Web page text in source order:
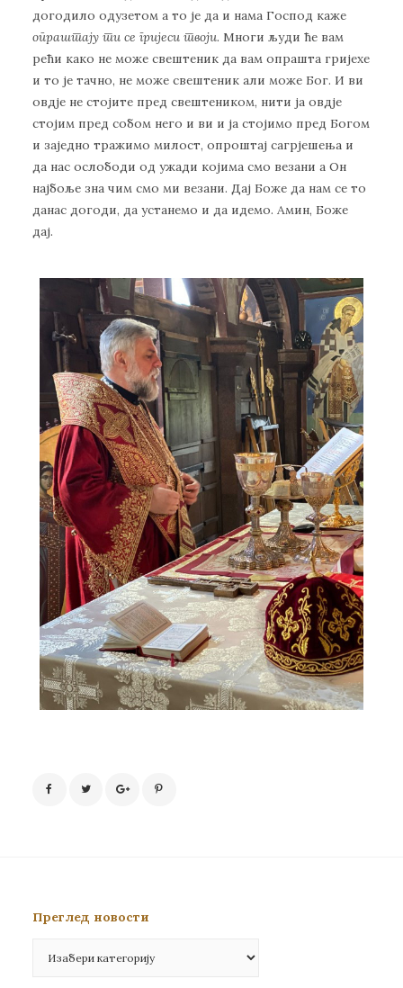
догодило одузетом а то је да и нама Господ каже
опраштају ти се гријеси твоји. Многи људи ће вам
рећи како не може свештеник да вам опрашта гријехе
и то је тачно, не може свештеник али може Бог. И ви
овдје не стојите пред свештеником, нити ја овдје
стојим пред собом него и ви и ја стојимо пред Богом
и заједно тражимо милост, опроштај сагрјешења и
да нас ослободи од ужади којима смо везани а Он
најбоље зна чим смо ми везани. Дај Боже да нам се то
данас догоди, да устанемо и да идемо. Амин, Боже
дај.
Преглед новости
новости